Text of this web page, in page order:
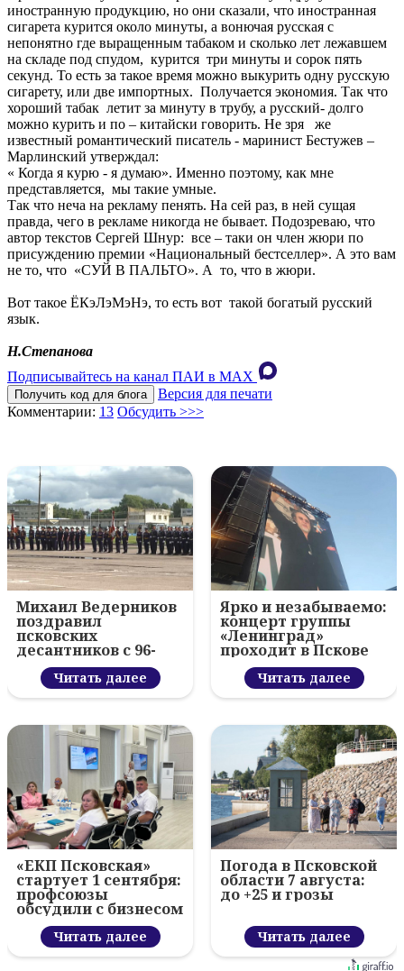
иностранную продукцию, но они сказали, что иностранная
сигарета курится около минуты, а вонючая русская с
непонятно где выращенным табаком и сколько лет лежавшем
на складе под спудом, курится три минуты и сорок пять
секунд. То есть за такое время можно выкурить одну русскую
сигарету, или две импортных. Получается экономия. Так что
хороший табак летит за минуту в трубу, а русский- долго
можно курить и по – китайски говорить. Не зря же
известный романтический писатель - маринист Бестужев –
Марлинский утверждал:
« Когда я курю - я думаю». Именно поэтому, как мне
представляется, мы такие умные.
Так что неча на рекламу пенять. На сей раз, в ней сущая
правда, чего в рекламе никогда не бывает. Подозреваю, что
автор текстов Сергей Шнур: все – таки он член жюри по
присуждению премии «Национальный бестселлер». А это вам
не то, что «СУЙ В ПАЛЬТО». А то, что в жюри.
Вот такое ЁКэЛэМэНэ, то есть вот такой богатый русский
язык.
Н.Степанова
Подписывайтесь на канал ПАИ в MAХ
Получить код для блога
Версия для печати
Комментарии: 13 Обсудить >>>
Михаил Ведерников
поздравил
псковских
десантников с 96-
летием ВДВ и
вручил награды
Читать далее
Ярко и незабываемо:
концерт группы
«Ленинград»
проходит в Пскове
Читать далее
«ЕКП Псковская»
стартует 1 сентября:
профсоюзы
обсудили с бизнесом
новый цифровой
проектЧитать далее
Погода в Псковской
области 7 августа:
до +25 и грозы
Читать далее